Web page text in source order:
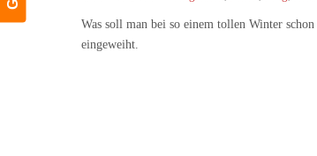
Was soll man bei so einem tollen Winter
eingeweiht.